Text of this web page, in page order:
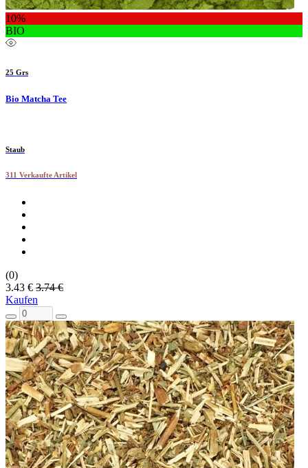
10%
BIO
25 Grs
Bio Matcha Tee
Staub
311 Verkaufte Artikel
(0)
3.43 € 3.74 €
Kaufen